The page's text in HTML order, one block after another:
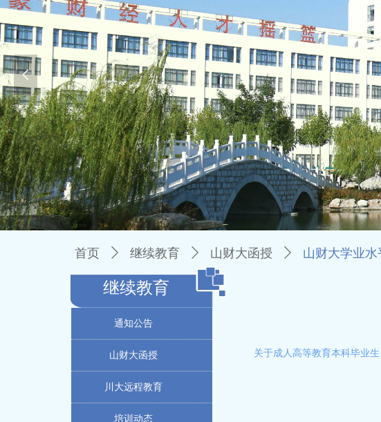
넳
首页 ꄲ 继续教育 ꄲ 山财大函授 ꄲ 山财大学业
关于成人高等教育本科毕业
通知公告
山财大函授
川大远程教育
培训动态
继续教育